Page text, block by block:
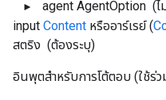
agent AgentOption (
input Content หรืออาร์เรย์ (
สตริง (ต้องระบุ)
อินพุตสำหรับการโต้ตอบ (ใช้ร่